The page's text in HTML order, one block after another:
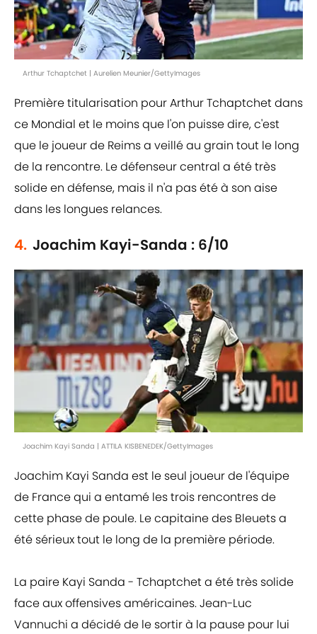
Arthur Tchaptchet | Aurelien Meunier/GettyImages
Première titularisation pour Arthur Tchaptchet dans
ce Mondial et le moins que l'on puisse dire, c'est
que le joueur de Reims a veillé au grain tout le long
de la rencontre. Le défenseur central a été très
solide en défense, mais il n'a pas été à son aise
dans les longues relances.
4. Joachim Kayi-Sanda : 6/10
Joachim Kayi Sanda | ATTILA KISBENEDEK/GettyImages
Joachim Kayi Sanda est le seul joueur de l'équipe
de France qui a entamé les trois rencontres de
cette phase de poule. Le capitaine des Bleuets a
été sérieux tout le long de la première période.
La paire Kayi Sanda - Tchaptchet a été très solide
face aux offensives américaines. Jean-Luc
Vannuchi a décidé de le sortir à la pause pour lui